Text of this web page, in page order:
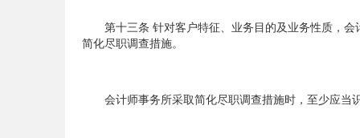
第十三条 针对客户特征、业务目的及业务性质，会
简化尽职调查措施。
会计师事务所采取简化尽职调查措施时，至少应当